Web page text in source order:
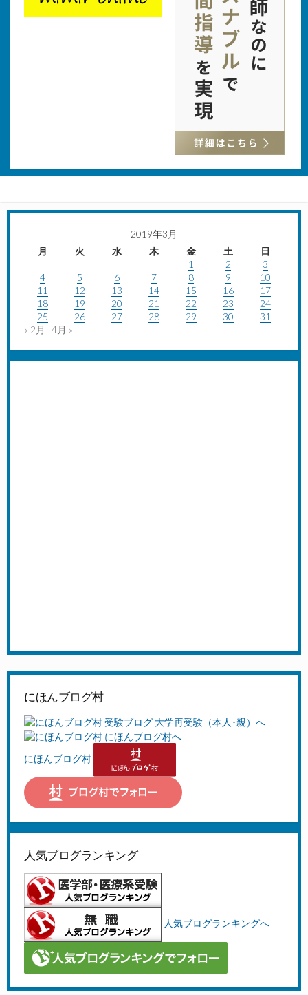
2019年3月
月
火 水 木 金 土
日
1
2
3
4
5 6 7 8 9
10
11
12 13 14 15 16
17
18
19 20 21 22 23
24
25
26 27 28 29 30
31
« 2月
4月 »
にほんブログ村
にほんブログ村
人気ブログランキング
人気ブログランキングへ